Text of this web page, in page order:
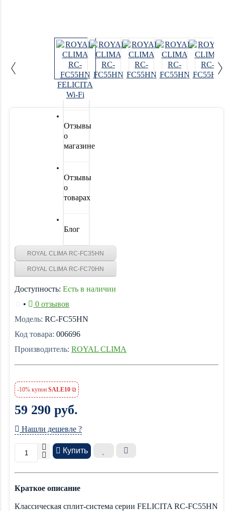
Новинки
Акции
Отзывы
о
магазине
Отзывы
о
товарах
Блог
ROYAL CLIMA RC-FC35HN
ROYAL CLIMA RC-FC70HN
Доступность: Есть в наличии
•
0 отзывов
Модель: RC-FC55HN
Код товара: 006696
Производитель: ROYAL CLIMA
-10% купон SALE10
59 290 руб.
Нашли дешевле ?
Купить
Краткое описание
Классическая сплит-система серии FELICITA RC-FC55HN